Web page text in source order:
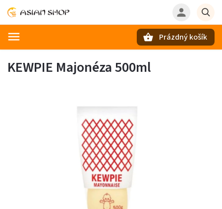
Prázdný košík
KEWPIE Majonéza 500ml